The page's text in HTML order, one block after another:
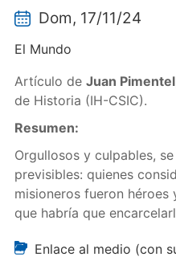
Dom, 17/11/24
El Mundo
Artículo de Juan Pimentel
de Historia (IH-CSIC).
Resumen:
Orgullosos y culpables,
previsibles: quienes
misioneros fueron héroes
que habría que
Enlace al medio (con